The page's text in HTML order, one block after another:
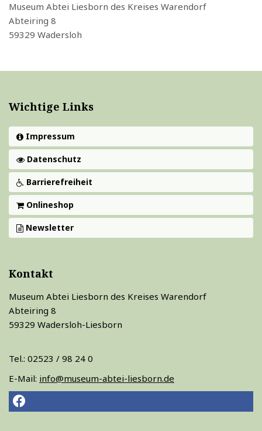
Museum Abtei Liesborn des Kreises Warendorf
Abteiring 8
59329 Wadersloh
Wichtige Links
Impressum
Datenschutz
Barrierefreiheit
Onlineshop
Newsletter
Kontakt
Museum Abtei Liesborn des Kreises Warendorf
Abteiring 8
59329 Wadersloh-Liesborn
Tel.: 02523 / 98 24 0
E-Mail: info@museum-abtei-liesborn.de